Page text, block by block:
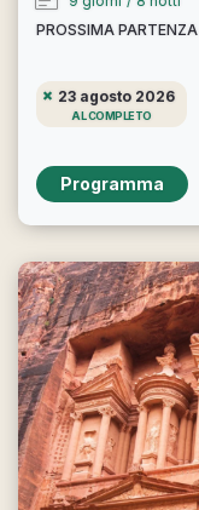
PROSSIMA PARTENZA
23 agosto 2026
AL COMPLETO
Programma